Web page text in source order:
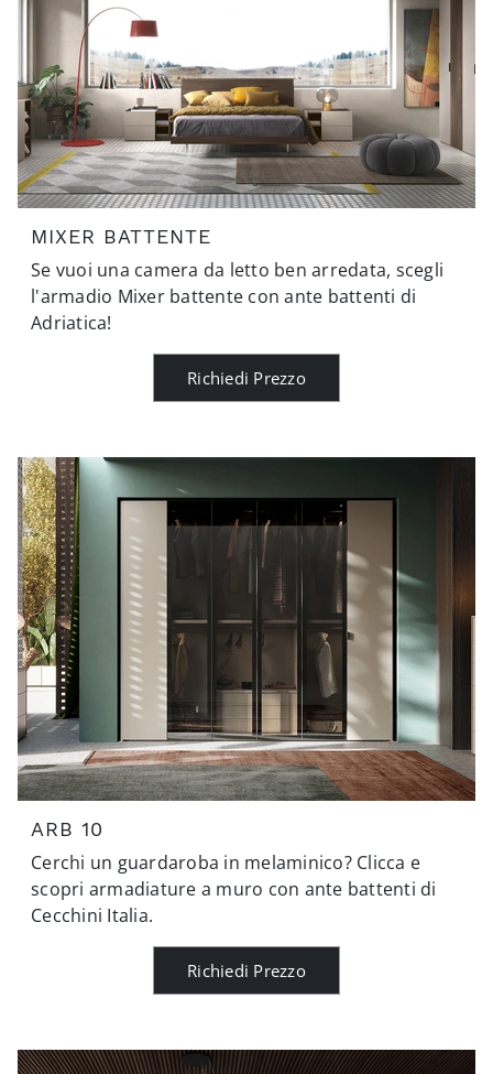
MIXER BATTENTE
Se vuoi una camera da letto ben arredata, scegli
l'armadio Mixer battente con ante battenti di
Adriatica!
Richiedi Prezzo
ARB 10
Cerchi un guardaroba in melaminico? Clicca e
scopri armadiature a muro con ante battenti di
Cecchini Italia.
Richiedi Prezzo